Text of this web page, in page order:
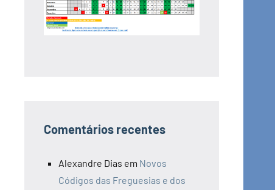
Comentários recentes
Alexandre Dias em Novos
Códigos das Freguesias e dos